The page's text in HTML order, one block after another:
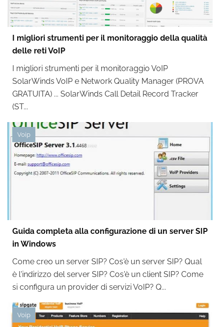
I migliori strumenti per il monitoraggio della qualità
delle reti VoIP
I migliori strumenti per il monitoraggio VoIP
SolarWinds VoIP e Network Quality Manager (PROVA
GRATUITA) ... SolarWinds Call Detail Record Tracker
(ST...
Voip
Guida completa alla configurazione di un server SIP
in Windows
Come creo un server SIP? Cos'è un server SIP? Qual
è l'indirizzo del server SIP? Cos'è un client SIP? Come
si configura un provider di servizi VoIP? Q...
Voip